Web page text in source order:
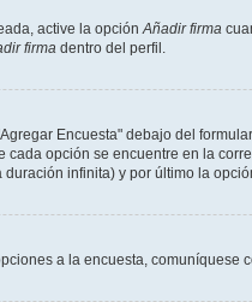
active la opciónAñadir firma
firma dentro del perfil.
Encuesta" debajo del
opción se encuentre en la
infinita) y por último la
a la encuesta, comuníquese